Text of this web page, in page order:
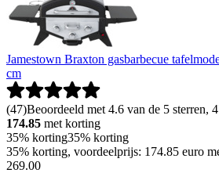
Jamestown Braxton gasbarbecue
cm
(47)Beoordeeld met 4.6 van de 5 sterren,
174.85 met korting
35% korting35% korting
35% korting, voordeelprijs: 174.85 euro
269.00